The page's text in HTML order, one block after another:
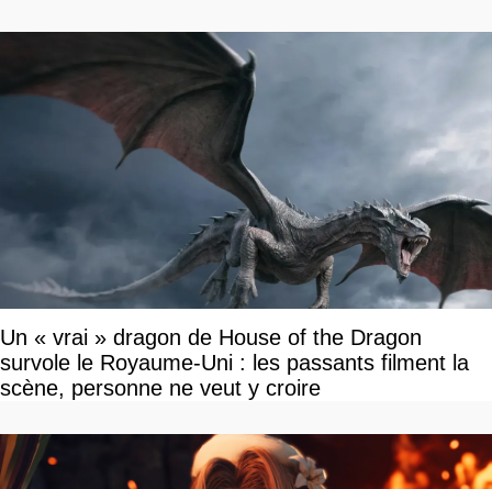
Un « vrai » dragon de House of the Dragon
survole le Royaume-Uni : les passants filment la
scène, personne ne veut y croire